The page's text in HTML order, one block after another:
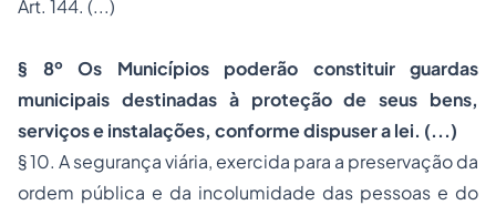
Art. 144. (...)
§ 8º Os Municípios poderão constituir guardas
municipais destinadas à proteção de seus bens,
serviços e instalações, conforme dispuser a lei. (...)
§ 10. A segurança viária, exercida para a preservação da
ordem pública e da incolumidade das pessoas e do